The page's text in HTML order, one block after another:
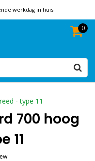
werkdag in huis
9,8
0
- type 11
700 hoog
11